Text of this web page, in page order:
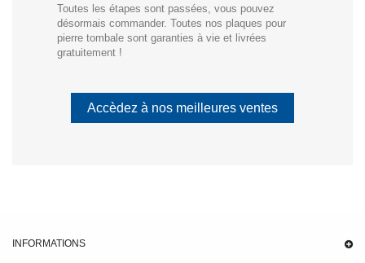
Toutes les étapes sont passées, vous pouvez
désormais commander. Toutes nos plaques pour
pierre tombale sont garanties à vie et livrées
gratuitement !
Accèdez à nos meilleures ventes
INFORMATIONS